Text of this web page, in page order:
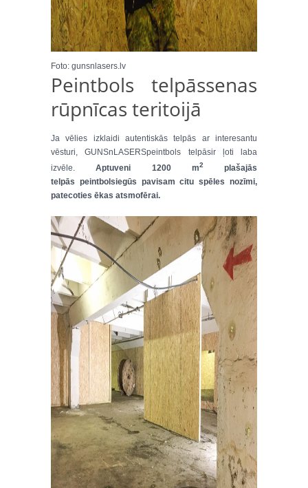
Foto: gunsnlasers.lv
Peintbols telpāssenas
rūpnīcas teritoijā
Ja vēlies izklaidi autentiskās telpās ar interesantu
vēsturi, GUNSnLASERSpeintbols telpāsir ļoti laba
izvēle.Aptuveni 1200 m2 plašajās
telpās peintbolsiegūs pavisam citu spēles nozīmi,
patecoties ēkas atsmofērai.